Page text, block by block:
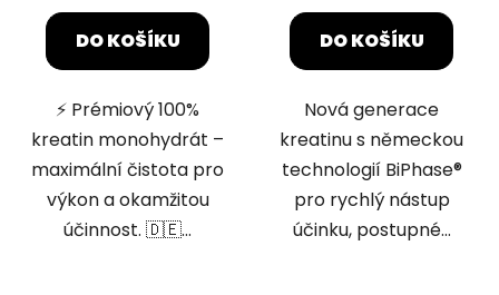
z
DO KOŠÍKU
⚡ Prémiový 100%
kreatin monohydrát –
maximální čistota pro
výkon a okamžitou
účinnost. 🇩🇪...
z
DO KOŠÍKU
Nová generace
kreatinu s německou
technologií BiPhase®
pro rychlý nástup
účinku, postupné...